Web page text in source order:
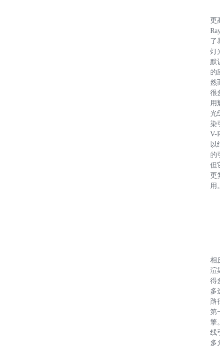
更
了
灯
默
的
然
很
用
光
染
V-
以
的
但
更
用
相
渲
得
多
路
第
擎
线
多